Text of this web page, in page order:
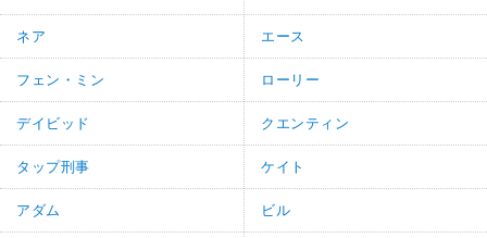
ネア エース
フェン・ミン ローリー
デイビッド クエンティン
タップ刑事 ケイト
アダム ビル